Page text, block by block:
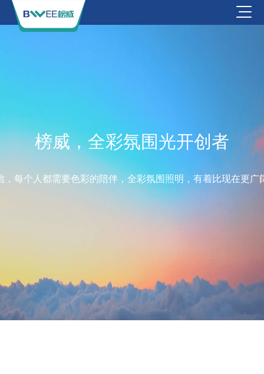
榜威，全彩氛围光开创者
，每个人都需要色彩的陪伴，全彩氛围照明，有着比现在更广